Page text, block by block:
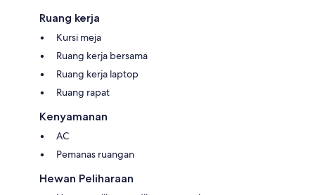
Ruang kerja
Kursi meja
Ruang kerja bersama
Ruang kerja laptop
Ruang rapat
Kenyamanan
AC
Pemanas ruangan
Hewan Peliharaan